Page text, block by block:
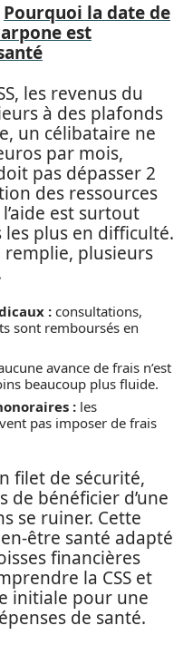
Pourquoi la date de
est
les revenus du
à des plafonds
un célibataire ne
par mois,
pas dépasser 2
des ressources
est surtout
plus en difficulté.
plusieurs
: consultations,
sont remboursés en
avance de frais n’est
beaucoup plus fluide.
: les
pas imposer de frais
filet de sécurité,
bénéficier d’une
se ruiner. Cette
être santé adapté
financières
la CSS et
initiale pour une
de santé.